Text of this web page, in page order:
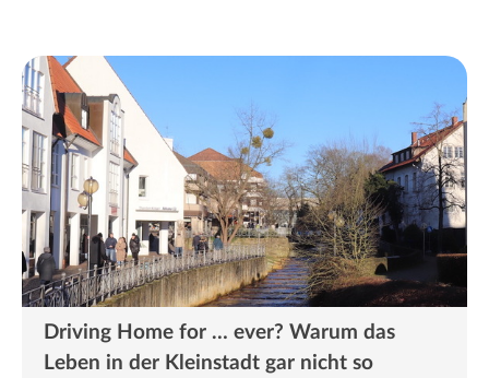
Driving Home for … ever? Warum das
Leben in der Kleinstadt gar nicht so